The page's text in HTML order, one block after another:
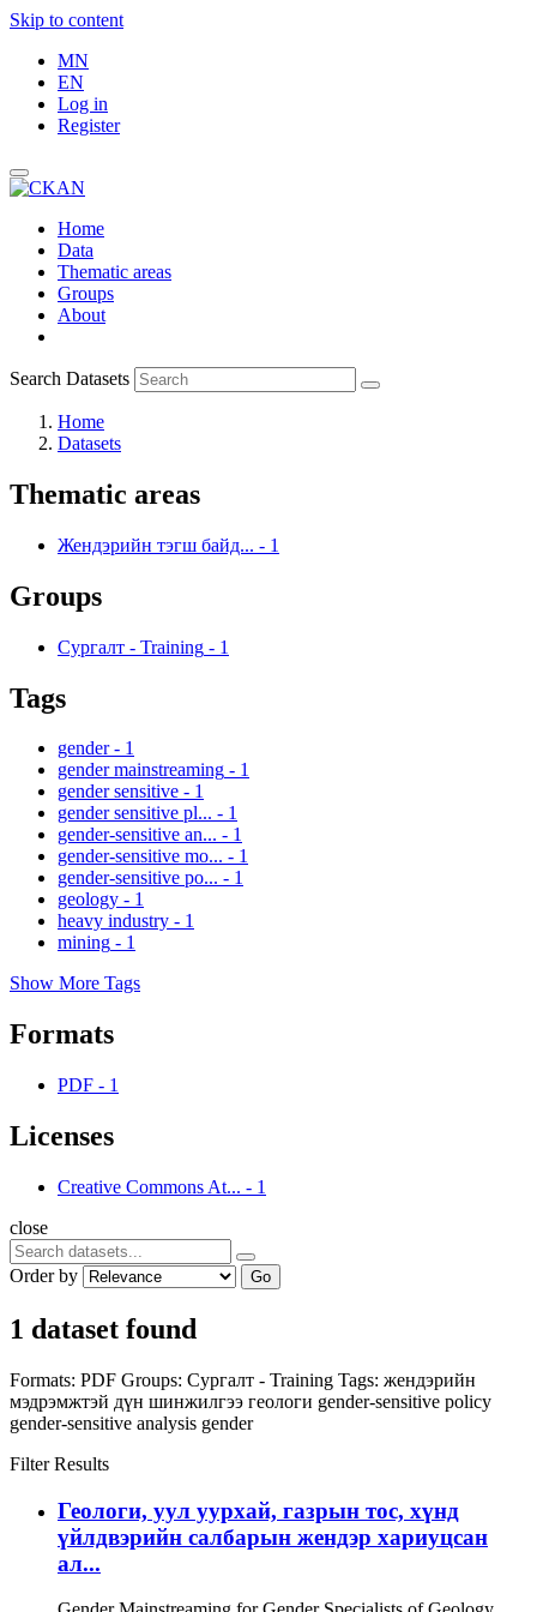
Skip to content
MN
EN
Log in
Register
Home
Data
Thematic areas
Groups
About
Search Datasets
Home
Datasets
Thematic areas
Жендэрийн тэгш байд... - 1
Groups
Сургалт - Training - 1
Tags
gender - 1
gender mainstreaming - 1
gender sensitive - 1
gender sensitive pl... - 1
gender-sensitive an... - 1
gender-sensitive mo... - 1
gender-sensitive po... - 1
geology - 1
heavy industry - 1
mining - 1
Show More Tags
Formats
PDF - 1
Licenses
Creative Commons At... - 1
close
Order by Go
1 dataset found
Formats: PDF Groups: Сургалт - Training Tags: жендэрийн
мэдрэмжтэй дүн шинжилгээ геологи gender-sensitive policy
gender-sensitive analysis gender
Filter Results
Геологи, уул уурхай, газрын тос, хүнд
үйлдвэрийн салбарын жендэр хариуцсан
ал...